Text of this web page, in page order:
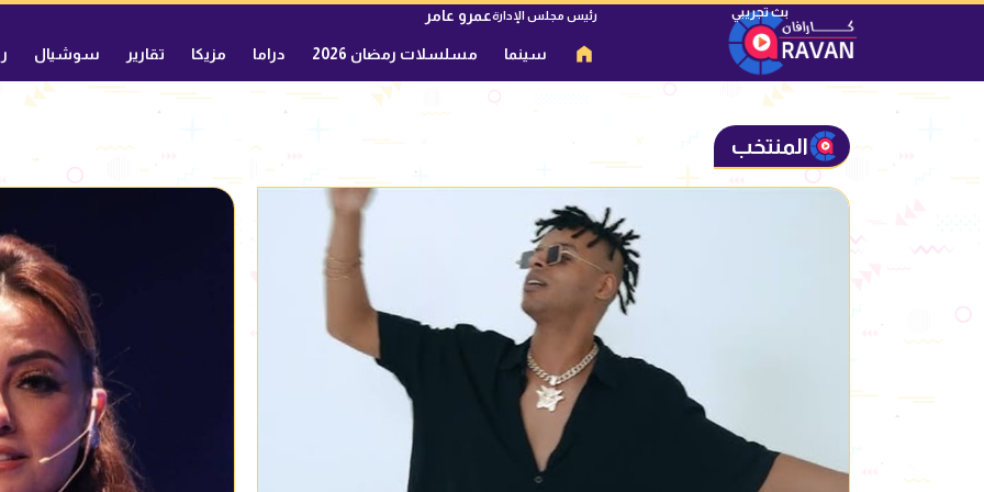
رئيس مجلس الإدارةعمرو عامر
سينما مسلسلات رمضان 2026 دراما مزيكا تقارير سوشيال
المنتخب